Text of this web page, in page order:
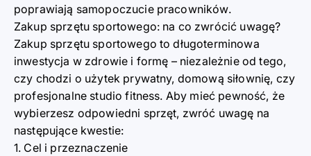
poprawiają samopoczucie pracowników.
Zakup sprzętu sportowego: na co zwrócić uwagę?
Zakup sprzętu sportowego to długoterminowa
inwestycja w zdrowie i formę – niezależnie od tego,
czy chodzi o użytek prywatny, domową siłownię, czy
profesjonalne studio fitness. Aby mieć pewność, że
wybierzesz odpowiedni sprzęt, zwróć uwagę na
następujące kwestie:
1. Cel i przeznaczenie